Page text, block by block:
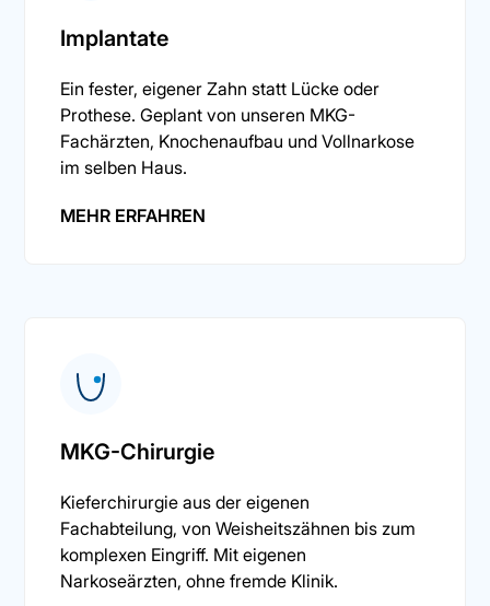
Implantate
Ein fester, eigener Zahn statt Lücke oder
Prothese. Geplant von unseren MKG-
Fachärzten, Knochenaufbau und Vollnarkose
im selben Haus.
MEHR ERFAHREN
MKG-Chirurgie
Kieferchirurgie aus der eigenen
Fachabteilung, von Weisheitszähnen bis zum
komplexen Eingriff. Mit eigenen
Narkoseärzten, ohne fremde Klinik.